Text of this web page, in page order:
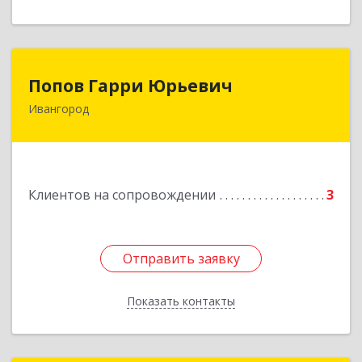
Попов Гарри Юрьевич
Ивангород
Клиентов на сопровождении 3
Отправить заявку
Показать контакты
Отправить заявку
Назад